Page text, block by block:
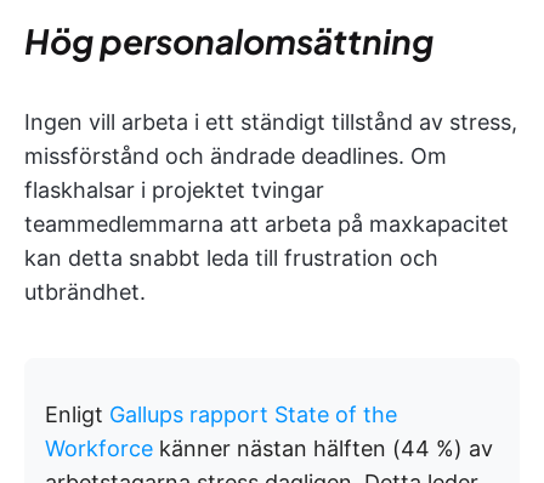
Hög personalomsättning
Ingen vill arbeta i ett ständigt tillstånd av stress,
missförstånd och ändrade deadlines. Om
flaskhalsar i projektet tvingar
teammedlemmarna att arbeta på maxkapacitet
kan detta snabbt leda till frustration och
utbrändhet.
Enligt Gallups rapport State of the
Workforce känner nästan hälften (44 %) av